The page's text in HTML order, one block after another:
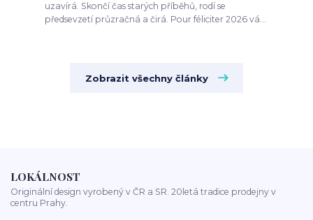
uzavírá. Skončí čas starých příběhů, rodí se
předsevzetí průzračná a čirá. Pour féliciter 2026 vá...
Zobrazit všechny články
LOKÁLNOST
Originální design vyrobený v ČR a SR. 20letá tradice prodejny v
centru Prahy.